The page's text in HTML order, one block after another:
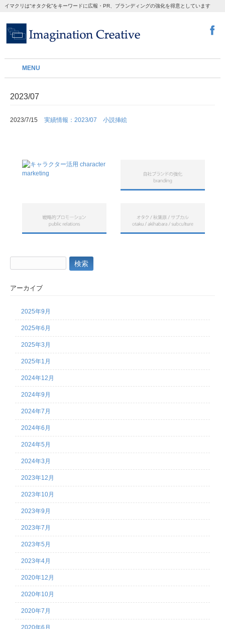
イマクリは“オタク化”をキーワードに広報・PR、ブランディングの強化を得意としています
MENU
2023/07
2023/7/15 実績情報：2023/07 小説挿絵
索:
アーカイブ
2025年9月
2025年6月
2025年3月
2025年1月
2024年12月
2024年9月
2024年7月
2024年6月
2024年5月
2024年3月
2023年12月
2023年10月
2023年9月
2023年7月
2023年5月
2023年4月
2020年12月
2020年10月
2020年7月
2020年6月